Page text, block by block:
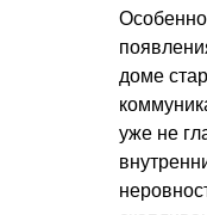
доме
уже не